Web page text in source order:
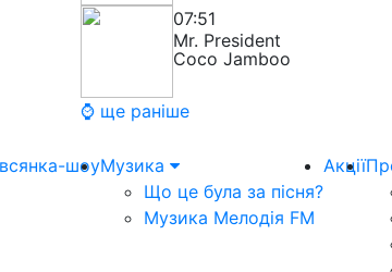
07:51
Mr. President
Coco Jamboo
⌚ ще раніше
шоуМузика
Що це була за пісня?
Музика Мелодія FM
Акції